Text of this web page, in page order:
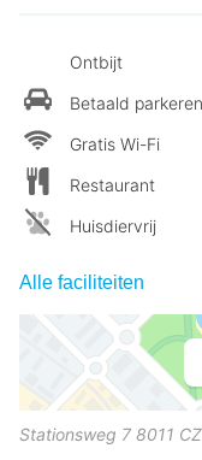
Ontbijt
Betaald parkeren
Gratis Wi-Fi
Restaurant
Huisdiervrij
Alle faciliteiten
Stationsweg 7 8011 CZ